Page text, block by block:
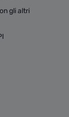
gli altri